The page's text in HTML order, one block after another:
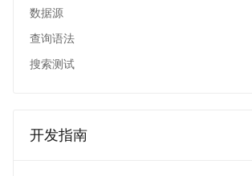
数据源
查询语法
搜索测试
开发指南